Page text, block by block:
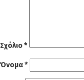
Σχόλιο*
Όνομα*